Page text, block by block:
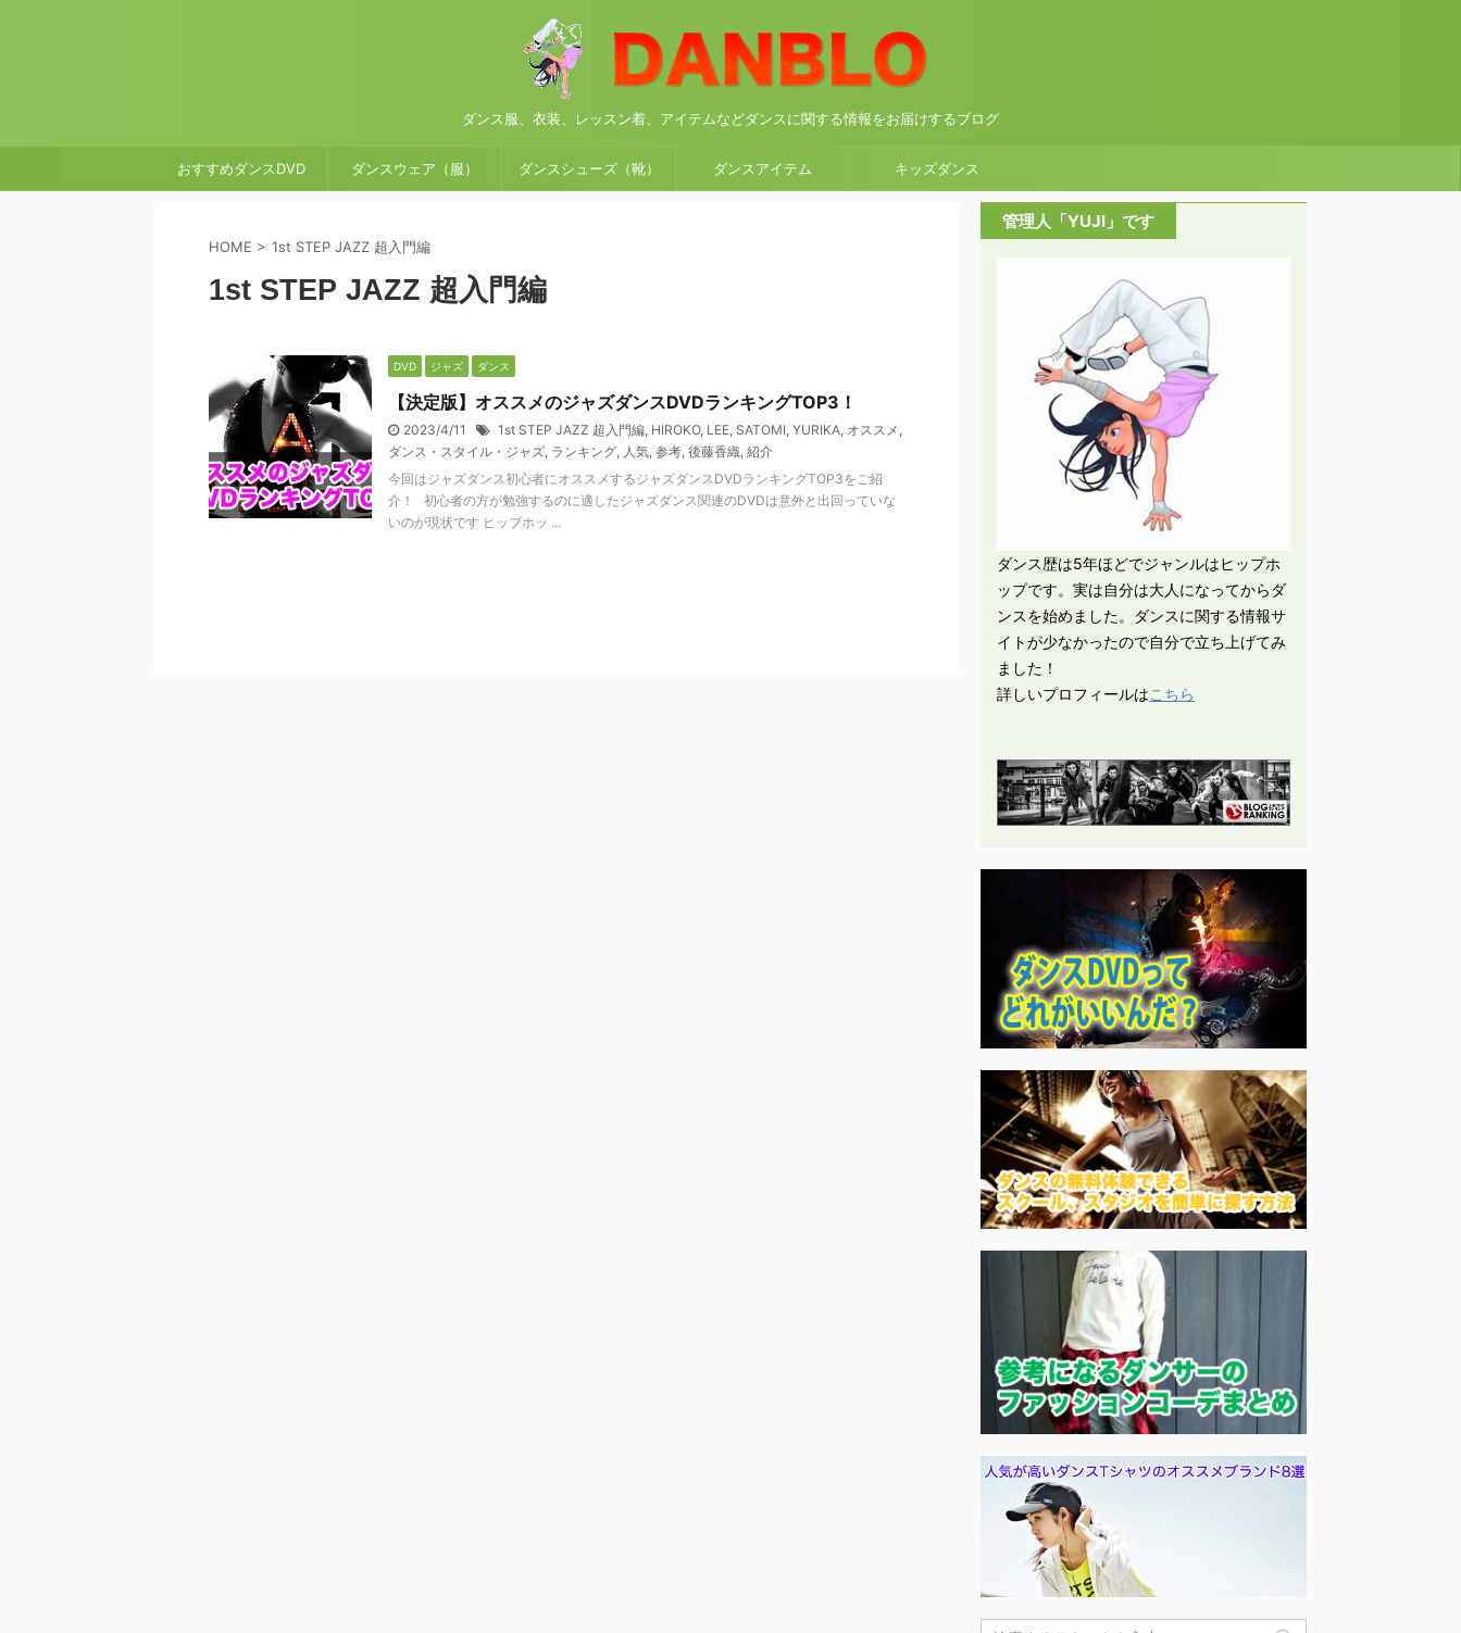
ダンス服、衣装、レッスン着、アイテムなどダンスに関する情報をお届けするブログ
おすすめダンスDVD ダンスウェア（服） ダンスシューズ（靴） ダンスアイテム キッズダンス
HOME > 1st STEP JAZZ 超入門編
1st STEP JAZZ 超入門編
DVD ジャズ ダンス
【決定版】オススメのジャズダンスDVDランキングTOP3！
2023/4/11 1st STEP JAZZ 超入門編, HIROKO, LEE, SATOMI, YURIKA, オススメ ,
ダンス・スタイル・ジャズ, ランキング, 人気, 参考, 後藤香織, 紹介
今回はジャズダンス初心者にオススメするジャズダンスDVDランキングTOP3をご紹
介！ 初心者の方が勉強するのに適したジャズダンス関連のDVDは意外と出回っていな
いのが現状です ヒップホッ ...
管理人「YUJI」です
ダンス歴は5年ほどでジャンルはヒップホ
ップです。実は自分は大人になってからダ
ンスを始めました。ダンスに関する情報サ
イトが少なかったので自分で立ち上げてみ
ました！
詳しいプロフィールはこちら